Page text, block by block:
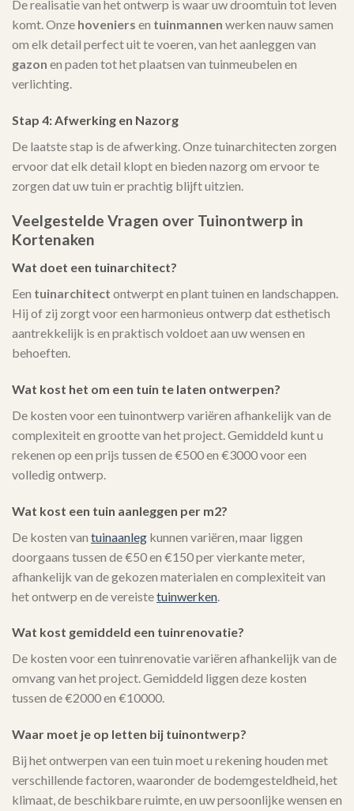
De realisatie van het ontwerp is waar uw droomtuin tot leven
komt. Onze hoveniers en tuinmannen werken nauw samen
om elk detail perfect uit te voeren, van het aanleggen van
gazon en paden tot het plaatsen van tuinmeubelen en
verlichting.
Stap 4: Afwerking en Nazorg
De laatste stap is de afwerking. Onze tuinarchitecten zorgen
ervoor dat elk detail klopt en bieden nazorg om ervoor te
zorgen dat uw tuin er prachtig blijft uitzien.
Veelgestelde Vragen over Tuinontwerp in
Kortenaken
Wat doet een tuinarchitect?
Een tuinarchitect ontwerpt en plant tuinen en landschappen.
Hij of zij zorgt voor een harmonieus ontwerp dat esthetisch
aantrekkelijk is en praktisch voldoet aan uw wensen en
behoeften.
Wat kost het om een tuin te laten ontwerpen?
De kosten voor een tuinontwerp variëren afhankelijk van de
complexiteit en grootte van het project. Gemiddeld kunt u
rekenen op een prijs tussen de €500 en €3000 voor een
volledig ontwerp.
Wat kost een tuin aanleggen per m2?
De kosten van tuinaanleg kunnen variëren, maar liggen
doorgaans tussen de €50 en €150 per vierkante meter,
afhankelijk van de gekozen materialen en complexiteit van
het ontwerp en de vereistetuinwerken
Wat kost gemiddeld een tuinrenovatie?
De kosten voor een tuinrenovatie variëren afhankelijk van de
omvang van het project. Gemiddeld liggen deze kosten
tussen de €2000 en €10000.
Waar moet je op letten bij tuinontwerp?
Bij het ontwerpen van een tuin moet u rekening houden met
verschillende factoren, waaronder de bodemgesteldheid, het
klimaat, de beschikbare ruimte, en uw persoonlijke wensen en